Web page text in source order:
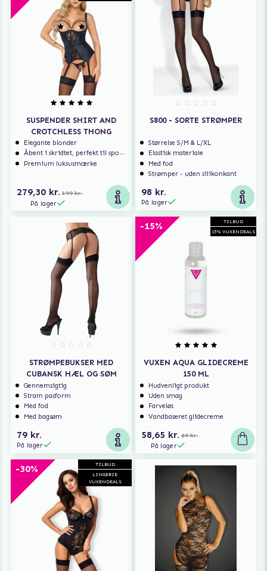
SUSPENDER SHIRT AND
CROTCHLESS THONG
Elegante blonder
Åbent i skridtet, perfekt til spontan sex
Premium luksusmærke
279,30 kr. 399 kr.
På lager
S800 - SORTE STRØMPER
Størrelse S/M & L/XL
Elastisk materiale
Med fod
Strømper - uden silikonkant
98 kr.
På lager
STRØMPEBUKSER MED
CUBANSK HÆL OG SØM
Gennemsigtig
Stram pasform
Med fod
Med bagsøm
79 kr.
På lager
TILBUD
15% VUXENDEALS
-15%
VUXEN AQUA GLIDECREME
150 ML
Hudvenligt produkt
Uden smag
Farveløs
Vandbaseret glidecreme
58,65 kr. 69 kr.
På lager
TILBUD
LINGERIE
VUXENDEALS
-30%